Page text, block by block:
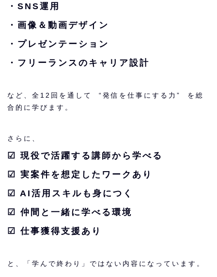
・SNS運用
・画像＆動画デザイン
・プレゼンテーション
・フリーランスのキャリア設計
など、全12回を通して “発信を仕事にする力” を総
合的に学びます。
さらに、
☑︎ 現役で活躍する講師から学べる
☑︎ 実案件を想定したワークあり
☑︎ AI活用スキルも身につく
☑︎ 仲間と一緒に学べる環境
☑︎ 仕事獲得支援あり
と、「学んで終わり」ではない内容になっています。